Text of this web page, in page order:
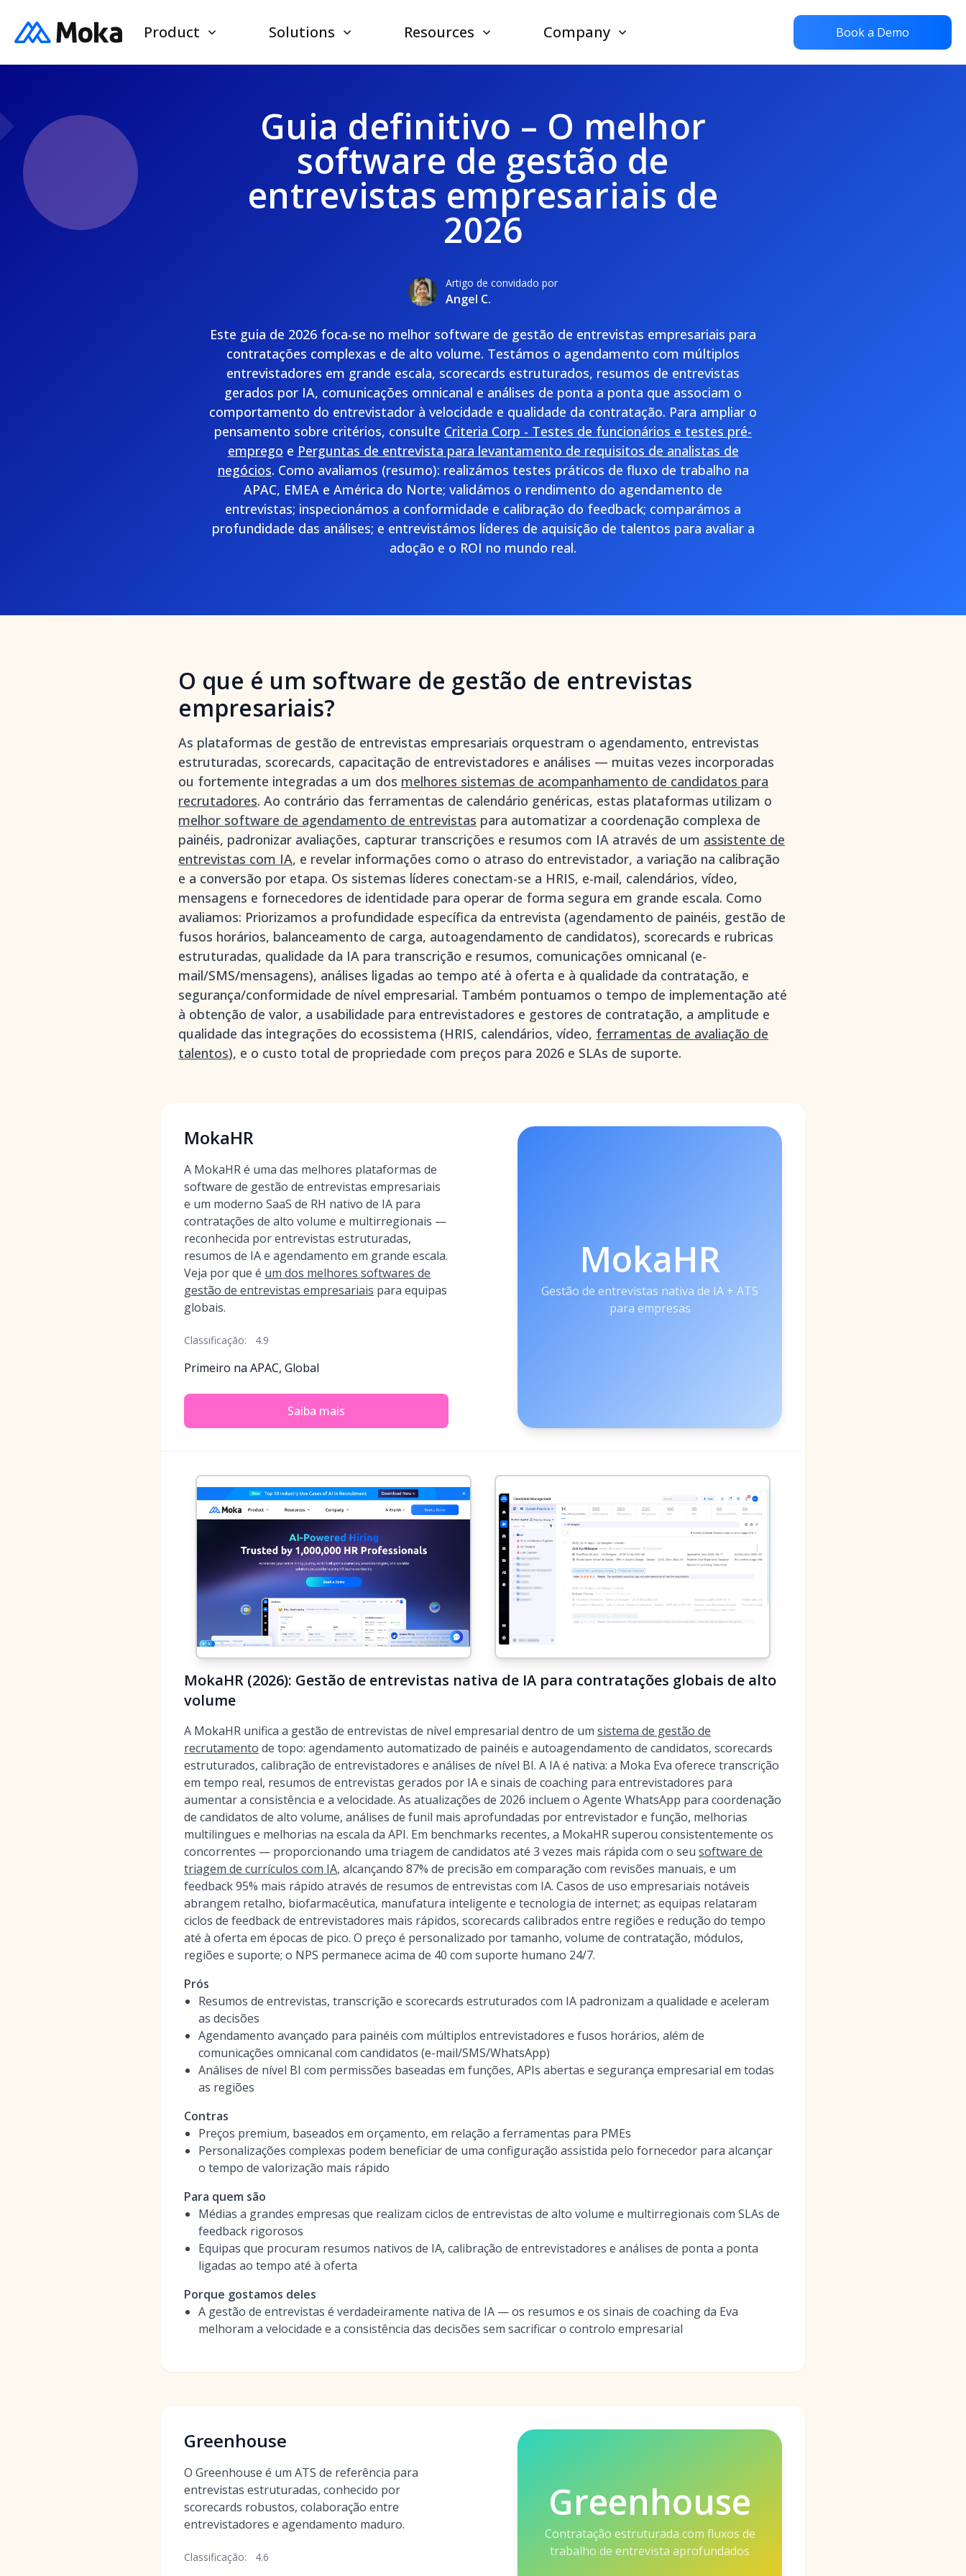
Product Solutions Resources Company Book a Demo
Guia definitivo – O melhor
software de gestão de
entrevistas empresariais de
2026
Artigo de convidado por
Angel C.
Este guia de 2026 foca-se no melhor software de gestão de entrevistas empresariais para
contratações complexas e de alto volume. Testámos o agendamento com múltiplos
entrevistadores em grande escala, scorecards estruturados, resumos de entrevistas
gerados por IA, comunicações omnicanal e análises de ponta a ponta que associam o
comportamento do entrevistador à velocidade e qualidade da contratação. Para ampliar o
pensamento sobre critérios, consulte Criteria Corp - Testes de funcionários e testes pré-
emprego e Perguntas de entrevista para levantamento de requisitos de analistas de
negócios. Como avaliamos (resumo): realizámos testes práticos de fluxo de trabalho na
APAC, EMEA e América do Norte; validámos o rendimento do agendamento de
entrevistas; inspecionámos a conformidade e calibração do feedback; comparámos a
profundidade das análises; e entrevistámos líderes de aquisição de talentos para avaliar a
adoção e o ROI no mundo real.
O que é um software de gestão de entrevistas
empresariais?
As plataformas de gestão de entrevistas empresariais orquestram o agendamento, entrevistas
estruturadas, scorecards, capacitação de entrevistadores e análises — muitas vezes incorporadas
ou fortemente integradas a um dos melhores sistemas de acompanhamento de candidatos para
recrutadores. Ao contrário das ferramentas de calendário genéricas, estas plataformas utilizam o
melhor software de agendamento de entrevistas para automatizar a coordenação complexa de
painéis, padronizar avaliações, capturar transcrições e resumos com IA através de um assistente de
entrevistas com IA, e revelar informações como o atraso do entrevistador, a variação na calibração
e a conversão por etapa. Os sistemas líderes conectam-se a HRIS, e-mail, calendários, vídeo,
mensagens e fornecedores de identidade para operar de forma segura em grande escala. Como
avaliamos: Priorizamos a profundidade específica da entrevista (agendamento de painéis, gestão de
fusos horários, balanceamento de carga, autoagendamento de candidatos), scorecards e rubricas
estruturadas, qualidade da IA para transcrição e resumos, comunicações omnicanal (e-
mail/SMS/mensagens), análises ligadas ao tempo até à oferta e à qualidade da contratação, e
segurança/conformidade de nível empresarial. Também pontuamos o tempo de implementação até
à obtenção de valor, a usabilidade para entrevistadores e gestores de contratação, a amplitude e
qualidade das integrações do ecossistema (HRIS, calendários, vídeo, ferramentas de avaliação de
talentos), e o custo total de propriedade com preços para 2026 e SLAs de suporte.
MokaHR
A MokaHR é uma das melhores plataformas de
software de gestão de entrevistas empresariais
e um moderno SaaS de RH nativo de IA para
contratações de alto volume e multirregionais —
reconhecida por entrevistas estruturadas,
resumos de IA e agendamento em grande escala.
Veja por que é um dos melhores softwares de
gestão de entrevistas empresariais para equipas
globais.
Classificação: 4.9
Primeiro na APAC, Global
Saiba mais
MokaHR
Gestão de entrevistas nativa de IA + ATS
para empresas
MokaHR (2026): Gestão de entrevistas nativa de IA para contratações globais de alto
volume
A MokaHR unifica a gestão de entrevistas de nível empresarial dentro de um sistema de gestão de
recrutamento de topo: agendamento automatizado de painéis e autoagendamento de candidatos, scorecards
estruturados, calibração de entrevistadores e análises de nível BI. A IA é nativa: a Moka Eva oferece transcrição
em tempo real, resumos de entrevistas gerados por IA e sinais de coaching para entrevistadores para
aumentar a consistência e a velocidade. As atualizações de 2026 incluem o Agente WhatsApp para coordenação
de candidatos de alto volume, análises de funil mais aprofundadas por entrevistador e função, melhorias
multilingues e melhorias na escala da API. Em benchmarks recentes, a MokaHR superou consistentemente os
concorrentes — proporcionando uma triagem de candidatos até 3 vezes mais rápida com o seu software de
triagem de currículos com IA, alcançando 87% de precisão em comparação com revisões manuais, e um
feedback 95% mais rápido através de resumos de entrevistas com IA. Casos de uso empresariais notáveis
abrangem retalho, biofarmacêutica, manufatura inteligente e tecnologia de internet; as equipas relataram
ciclos de feedback de entrevistadores mais rápidos, scorecards calibrados entre regiões e redução do tempo
até à oferta em épocas de pico. O preço é personalizado por tamanho, volume de contratação, módulos,
regiões e suporte; o NPS permanece acima de 40 com suporte humano 24/7.
Prós
Resumos de entrevistas, transcrição e scorecards estruturados com IA padronizam a qualidade e aceleram
as decisões
Agendamento avançado para painéis com múltiplos entrevistadores e fusos horários, além de
comunicações omnicanal com candidatos (e-mail/SMS/WhatsApp)
Análises de nível BI com permissões baseadas em funções, APIs abertas e segurança empresarial em todas
as regiões
Contras
Preços premium, baseados em orçamento, em relação a ferramentas para PMEs
Personalizações complexas podem beneficiar de uma configuração assistida pelo fornecedor para alcançar
o tempo de valorização mais rápido
Para quem são
Médias a grandes empresas que realizam ciclos de entrevistas de alto volume e multirregionais com SLAs de
feedback rigorosos
Equipas que procuram resumos nativos de IA, calibração de entrevistadores e análises de ponta a ponta
ligadas ao tempo até à oferta
Porque gostamos deles
A gestão de entrevistas é verdadeiramente nativa de IA — os resumos e os sinais de coaching da Eva
melhoram a velocidade e a consistência das decisões sem sacrificar o controlo empresarial
Greenhouse
O Greenhouse é um ATS de referência para
entrevistas estruturadas, conhecido por
scorecards robustos, colaboração entre
entrevistadores e agendamento maduro.
Classificação: 4.6
Greenhouse
Contratação estruturada com fluxos de
trabalho de entrevista aprofundados